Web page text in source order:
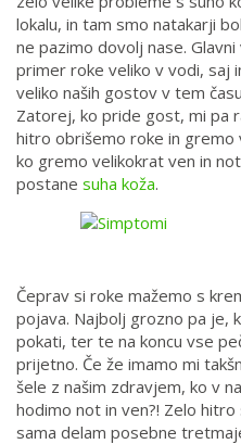
lokalu, in tam smo natakarji
ne pazimo dovolj nase.
primer roke veliko v vodi, saj
veliko naših gostov v tem
Zatorej, ko pride gost, mi pa
hitro obrišemo roke in gremo
ko gremo velikokrat ven in
postane suha koža.
Čeprav si roke mažemo s
pojava. Najbolj grozno pa je,
pokati, ter te na koncu vse
prijetno. Če že imamo mi
šele z našim zdravjem, ko v
hodimo not in ven?! Zelo
sama delam posebne